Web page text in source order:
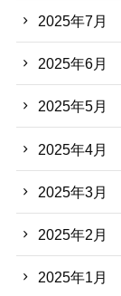
2025年7月
2025年6月
2025年5月
2025年4月
2025年3月
2025年2月
2025年1月